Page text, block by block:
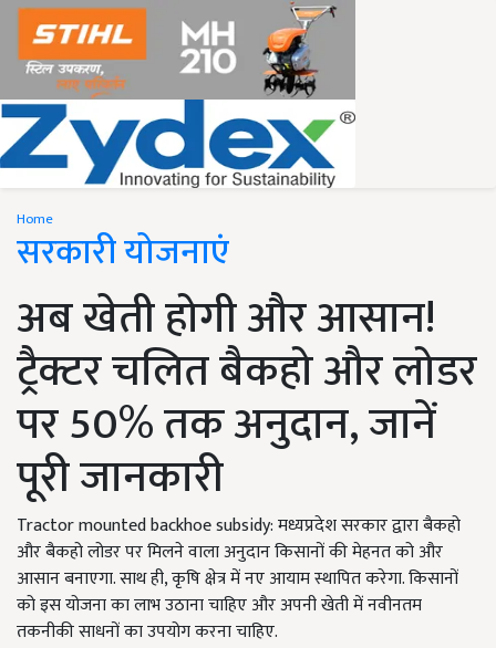
Home
सरकारी योजनाएं
अब खेती होगी और आसान!
ट्रैक्टर चलित बैकहो और लोडर
पर 50% तक अनुदान, जानें
पूरी जानकारी
Tractor mounted backhoe subsidy: मध्यप्रदेश सरकार द्वारा बैकहो
और बैकहो लोडर पर मिलने वाला अनुदान किसानों की मेहनत को और
आसान बनाएगा. साथ ही, कृषि क्षेत्र में नए आयाम स्थापित करेगा. किसानों
को इस योजना का लाभ उठाना चाहिए और अपनी खेती में नवीनतम
तकनीकी साधनों का उपयोग करना चाहिए.